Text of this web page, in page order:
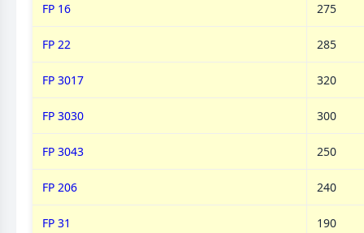
FP 16 275
FP 22 285
FP 3017 320
FP 3030 300
FP 3043 250
FP 206 240
FP 31 190